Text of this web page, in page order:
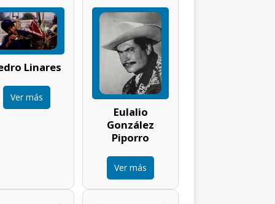
Linares
Ver más
Eulalio
González
Piporro
Ver más